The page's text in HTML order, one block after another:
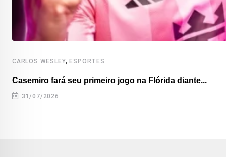
CARLOS WESLEY,ESPORTES
Casemiro fará seu primeiro jogo na Flórida diante...
31/07/2026